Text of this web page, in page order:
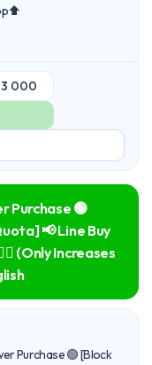
3 000
Purchase 🟢
📢 Line Buy
(Only Increases
Purchase 🟢 [Block